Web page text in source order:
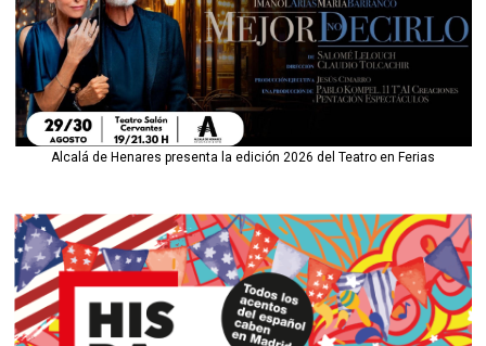
Alcalá de Henares presenta la edición 2026 del Teatro en Ferias